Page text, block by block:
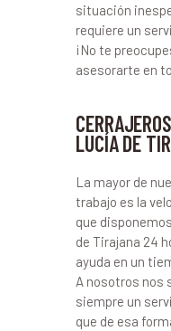
situación
requiere un
¡No te
asesorarte en
LUCÍA DE
La mayor de
trabajo es la
que
de Tirajana 24
ayuda en un
A nosotros nos
siempre un
que de esa